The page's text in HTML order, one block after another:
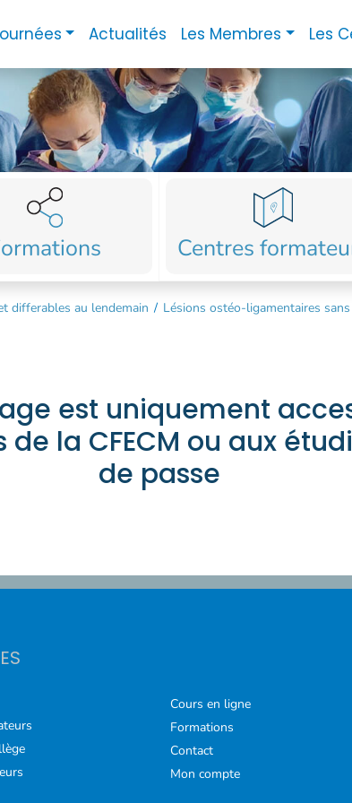
Actualités Les Membres Les
Centres
differables au lendemain / Lésions ostéo-ligamentaires
est uniquement
la CFECM ou aux
de passe
Cours en ligne
Formations
Contact
Mon compte